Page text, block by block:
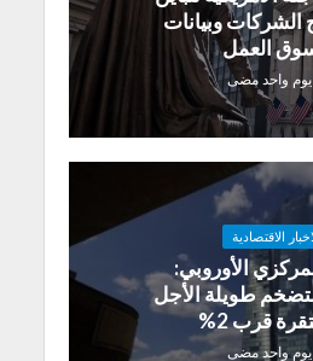
الشركات وبيانات
العمل
يوم واحد مضى
الاقتصادية
الأوروبي:
طويلة الأجل
قرب 2%
يوم واحد مضى